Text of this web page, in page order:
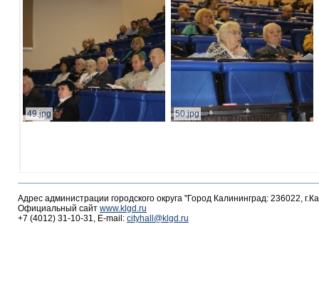
49.jpg 50.jpg
Адрес администрации городского округа "Город Калининград: 236022,
Официальный сайт www.klgd.ru
+7 (4012) 31-10-31, E-mail: cityhall@klgd.ru